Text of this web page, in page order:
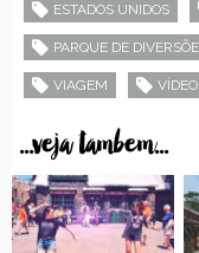
ESTADOS UNIDOS
PARQUE DE
VIAGEM VÍDEO
...veja tambem...